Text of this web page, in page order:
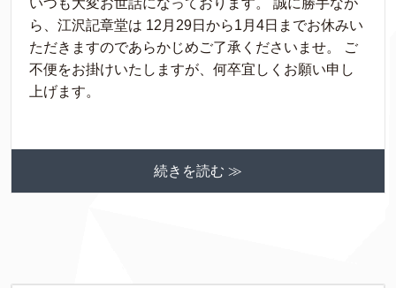
ら、江沢記章堂は 12月29日から1月4日までお休みい
ただきますのであらかじめご了承くださいませ。 ご
不便をお掛けいたしますが、何卒宜しくお願い申し
上げます。
続きを読む ≫